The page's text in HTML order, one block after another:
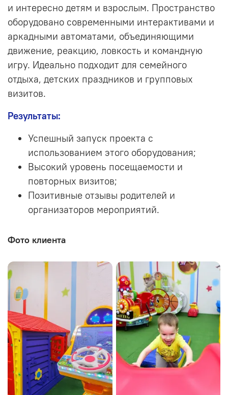
и интересно детям и взрослым. Пространство
оборудовано современными интерактивами и
аркадными автоматами, объединяющими
движение, реакцию, ловкость и командную
игру. Идеально подходит для семейного
отдыха, детских праздников и групповых
визитов.
Результаты:
Успешный запуск проекта с
использованием этого оборудования;
Высокий уровень посещаемости и
повторных визитов;
Позитивные отзывы родителей и
организаторов мероприятий.
Фото клиента